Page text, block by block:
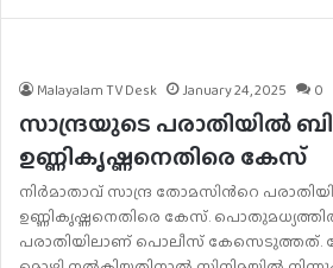
Malayalam TV Desk January 24, 2025 0
സാന്ദ്രയുടെ പരാതിയില്‍
ഉണ്ണികൃഷ്ണനെതിരെ കേസ്
നിര്‍മാതാവ് സാന്ദ്ര തോമസിന്‍റെ
ഉണ്ണികൃഷ്ണനെതിരെ കേസ്.
പരാതിയിലാണ് പൊലീസ് കേസെടുത്തത്.